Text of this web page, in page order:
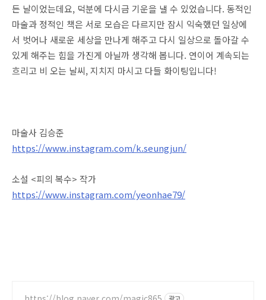
든 날이었는데요, 덕분에 다시금 기운을 낼 수 있었습니다. 동적인
마술과 정적인 책은 서로 모습은 다르지만 잠시 익숙했던 일상에
서 벗어나 새로운 세상을 만나게 해주고 다시 일상으로 돌아갈 수
있게 해주는 힘을 가진게 아닐까 생각해 봅니다. 연이어 계속되는
흐리고 비 오는 날씨, 지치지 마시고 다들 화이팅입니다!
마술사 김승준
https://www.instagram.com/k.seungjun/
소설 <피의 복수> 작가
https://www.instagram.com/yeonhae79/